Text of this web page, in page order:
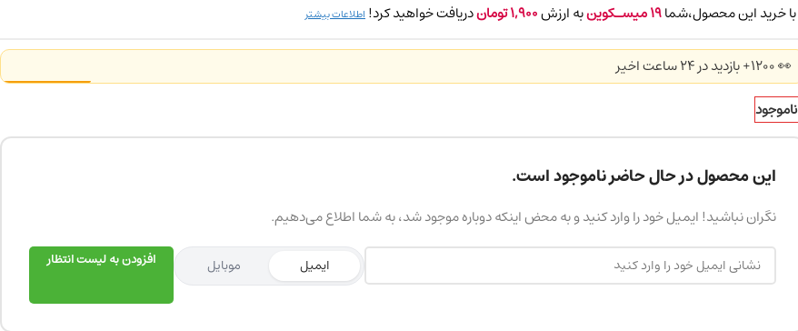
با خرید این محصول،شما19میسـکوینبه ارزش1,900توماندریافت خواهید کرد! اطلاعات بیشتر
👀 1200+ بازدید در ۲۴ ساعت اخیر
ناموجود
این محصول در حال حاضر ناموجود است.
نگران نباشید! ایمیل خود را وارد کنید و به محض اینکه دوباره موجود شد، به شما اطلاع می‌دهیم.
ایمیل موبایل افزودن به لیست انتظار